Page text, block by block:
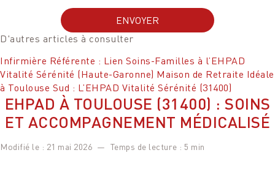
D'autres articles à consulter
Infirmière Référente : Lien Soins-Familles à l’EHPAD
Vitalité Sérénité (Haute-Garonne) Maison de Retraite Idéale
à Toulouse Sud : L’EHPAD Vitalité Sérénité (31400)
EHPAD À TOULOUSE (31400) : SOINS
ET ACCOMPAGNEMENT MÉDICALISÉ
Modifié le : 21 mai 2026 — Temps de lecture : 5 min